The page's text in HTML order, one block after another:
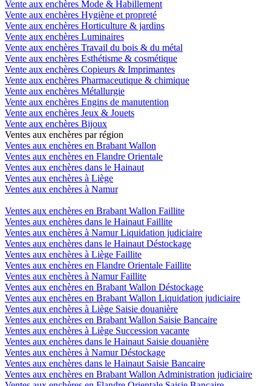
Vente aux enchères Mode & Habillement
Vente aux enchères Hygiène et propreté
Vente aux enchères Horticulture & jardins
Vente aux enchères Luminaires
Vente aux enchères Travail du bois & du métal
Vente aux enchères Esthétisme & cosmétique
Vente aux enchères Copieurs & Imprimantes
Vente aux enchères Pharmaceutique & chimique
Vente aux enchères Métallurgie
Vente aux enchères Engins de manutention
Vente aux enchères Jeux & Jouets
Vente aux enchères Bijoux
Ventes aux enchères par région
Ventes aux enchères en Brabant Wallon
Ventes aux enchères en Flandre Orientale
Ventes aux enchères dans le Hainaut
Ventes aux enchères à Liège
Ventes aux enchères à Namur
Ventes aux enchères en Brabant Wallon Faillite
Ventes aux enchères dans le Hainaut Faillite
Ventes aux enchères à Namur Liquidation judiciaire
Ventes aux enchères dans le Hainaut Déstockage
Ventes aux enchères à Liège Faillite
Ventes aux enchères en Flandre Orientale Faillite
Ventes aux enchères à Namur Faillite
Ventes aux enchères en Brabant Wallon Déstockage
Ventes aux enchères en Brabant Wallon Liquidation judiciaire
Ventes aux enchères à Liège Saisie douanière
Ventes aux enchères en Brabant Wallon Saisie Bancaire
Ventes aux enchères à Liège Succession vacante
Ventes aux enchères dans le Hainaut Saisie douanière
Ventes aux enchères à Namur Déstockage
Ventes aux enchères dans le Hainaut Saisie Bancaire
Ventes aux enchères en Brabant Wallon Administration judiciaire